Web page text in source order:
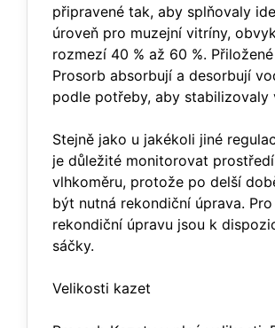
připravené tak, aby splňovaly
úroveň pro muzejní vitríny,
rozmezí 40 % až 60 %.
Prosorb absorbují a desorbují
podle potřeby, aby stabilizovaly
Stejně jako u jakékoli jiné
je důležité monitorovat
vlhkoměru, protože po delší
být nutná rekondiční úprava. Pro
rekondiční úpravu jsou k
sáčky.
Velikosti kazet